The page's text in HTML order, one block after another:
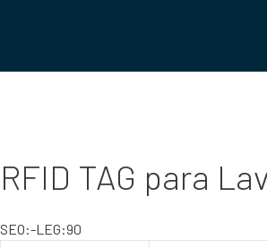
RFID TAG para
SEO:-LEG:90